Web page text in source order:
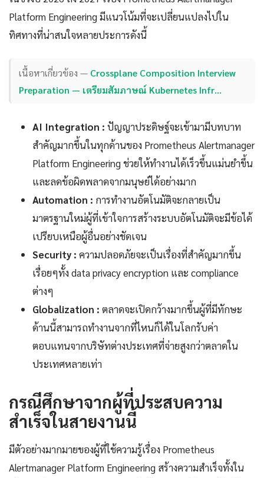
Platform Engineering มีแนวโน้มที่จะเปลี่ยนแปลงไปใน
ทิศทางที่น่าสนใจหลายประการดังนี้
เนื้อหาเกี่ยวข้อง — Crossplane Composition Interview
Preparation — เตรียมสัมภาษณ์ Kubernetes Infr…
AI Integration : ปัญญาประดิษฐ์จะเข้ามามีบทบาท
สำคัญมากขึ้นในทุกด้านของ Prometheus Alertmanager
Platform Engineering ช่วยให้ทำงานได้เร็วขึ้นแม่นยำขึ้น
และลดข้อผิดพลาดจากมนุษย์ได้อย่างมาก
Automation : การทำงานอัตโนมัติจะกลายเป็น
มาตรฐานใหม่ผู้ที่เข้าใจการสร้างระบบอัตโนมัติจะมีข้อได้
เปรียบเหนือผู้อื่นอย่างชัดเจน
Security : ความปลอดภัยจะเป็นเรื่องที่สำคัญมากขึ้น
เรื่อยๆทั้ง data privacy encryption และ compliance
ต่างๆ
Globalization : ตลาดจะเปิดกว้างมากขึ้นผู้ที่มีทักษะ
ด้านนี้สามารถทำงานจากที่ไหนก็ได้ในโลกรับค่า
ตอบแทนจากบริษัทต่างประเทศที่จ่ายสูงกว่าตลาดใน
ประเทศหลายเท่า
กรณีศึกษาจากผู้ที่ประสบความ
สำเร็จในสายงานนี้
มีตัวอย่างมากมายของผู้ที่ใช้ความรู้เรื่อง Prometheus
Alertmanager Platform Engineering สร้างความสำเร็จทั้งใน